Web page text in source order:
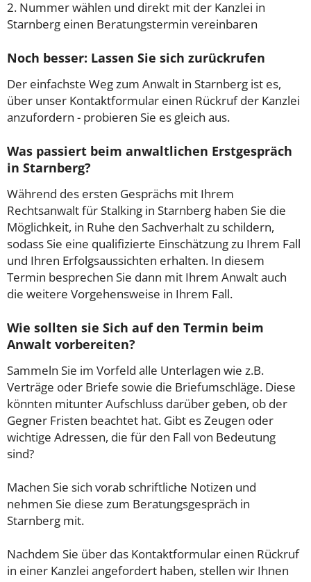
2. Nummer wählen und direkt mit der Kanzlei in
Starnberg einen Beratungstermin vereinbaren
Noch besser: Lassen Sie sich zurückrufen
Der einfachste Weg zum Anwalt in Starnberg ist es,
über unser Kontaktformular einen Rückruf der Kanzlei
anzufordern - probieren Sie es gleich aus.
Was passiert beim anwaltlichen Erstgespräch
in Starnberg?
Während des ersten Gesprächs mit Ihrem
Rechtsanwalt für Stalking in Starnberg haben Sie die
Möglichkeit, in Ruhe den Sachverhalt zu schildern,
sodass Sie eine qualifizierte Einschätzung zu Ihrem Fall
und Ihren Erfolgsaussichten erhalten. In diesem
Termin besprechen Sie dann mit Ihrem Anwalt auch
die weitere Vorgehensweise in Ihrem Fall.
Wie sollten sie Sich auf den Termin beim
Anwalt vorbereiten?
Sammeln Sie im Vorfeld alle Unterlagen wie z.B.
Verträge oder Briefe sowie die Briefumschläge. Diese
könnten mitunter Aufschluss darüber geben, ob der
Gegner Fristen beachtet hat. Gibt es Zeugen oder
wichtige Adressen, die für den Fall von Bedeutung
sind?
Machen Sie sich vorab schriftliche Notizen und
nehmen Sie diese zum Beratungsgespräch in
Starnberg mit.
Nachdem Sie über das Kontaktformular einen Rückruf
in einer Kanzlei angefordert haben, stellen wir Ihnen